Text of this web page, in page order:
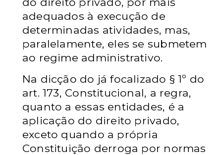
adequados à execução de
determinadas atividades, mas,
paralelamente, eles se submetem
ao regime administrativo.
Na dicção do já focalizado § 1º do
art. 173, Constitucional, a regra,
quanto a essas entidades, é a
aplicação do direito privado,
exceto quando a própria
Constituição derroga por normas